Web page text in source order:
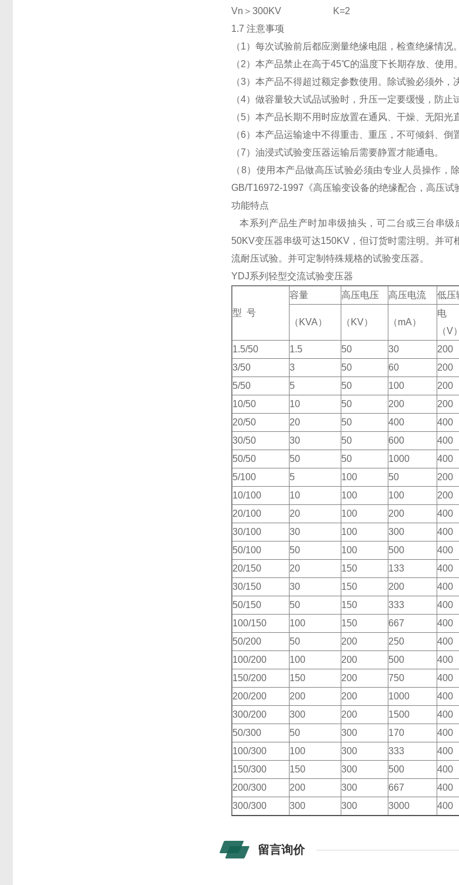
Vn＞300KV K=2
1.7 注意事项
（1）每次试验前后都应测量绝缘电阻，检查绝缘情况。
（2）本产品禁止在高于45℃的温度下长期存放、使用。
（3）本产品不得超过额定参数使用。除试验必须外，
（4）做容量较大试品试验时，升压一定要缓慢，防
（5）本产品长期不用时应放置在通风、干燥、无阳光
（6）本产品运输途中不得重击、重压，不可倾斜、倒
（7）油浸式试验变压器运输后需要静置才能通电。
（8）使用本产品做高压试验必须由专业人员操作
GB/T16972-1997《高压输变设备的绝缘配合，高压试
功能特点
本系列产品生产时加串级抽头，可二台或三台串
50KV变压器串级可达150KV，但订货时需注明。并
流耐压试验。并可定制特殊规格的试验变压器。
YDJ系列轻型交流试验变压器
型 号
容量 高压电压 高压电流 低压
（KVA） （KV） （mA）
（V）
1.5/50 1.5 50 30 200
3/50
3 50 60 200
5/50
5 50 100 200
10/50
10 50 200 200
20/50
20 50 400 400
30/50
30 50 600 400
50/50
50 50 1000 400
5/100
5 100 50 200
10/100
10 100 100 200
20/100
20 100 200 400
30/100
30 100 300 400
50/100
50 100 500 400
20/150
20 150 133 400
30/150
30 150 200 400
50/150
50 150 333 400
100/150
100 150 667 400
50/200
50 200 250 400
100/200
100 200 500 400
150/200
150 200 750 400
200/200
200 200 1000 400
300/200
300 200 1500 400
50/300
50 300 170 400
100/300
100 300 333 400
150/300
150 300 500 400
200/300
200 300 667 400
300/300
300 300 3000 400
留言询价